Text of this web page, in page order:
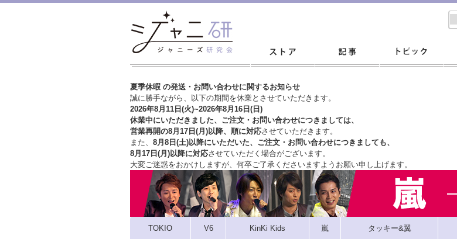
夏季休暇 の発送・お問い合わせに関するお知らせ
誠に勝手ながら、以下の期間を休業とさせていただきます。
2026年8月11日(火)~2026年8月16日(日)
休業中にいただきました、ご注文・お問い合わせにつきましては、
営業再開の8月17日(月)以降、順に対応させていただきます。
また、 8月8日(土)以降にいただいた、ご注文・ お問い合わせにつきましても、
8月17日(月)以降に対応させていただく場合がございます。
大変ご迷惑をおかけしますが、 何卒ご了承くださいますようお願い申し上げます。
TOKIO V6 KinKi Kids 嵐 タッキー&翼